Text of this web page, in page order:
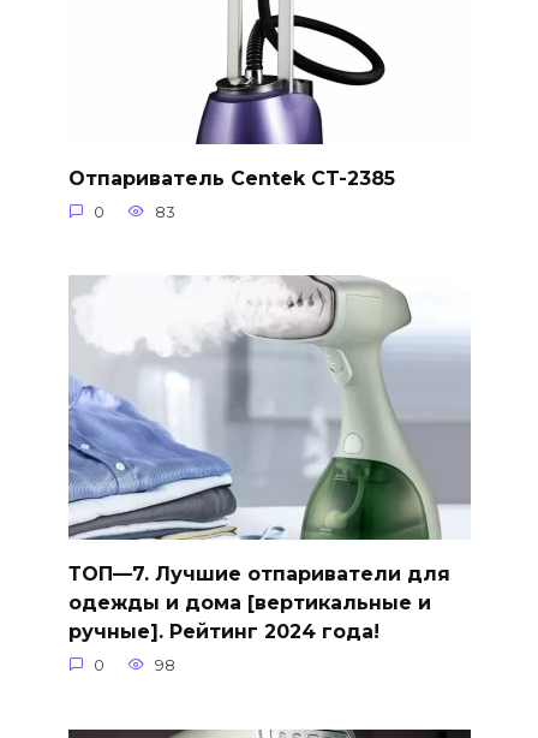
Отпариватель Centek CT-2385
0 83
ТОП—7. Лучшие отпариватели для
одежды и дома [вертикальные и
ручные]. Рейтинг 2024 года!
0 98